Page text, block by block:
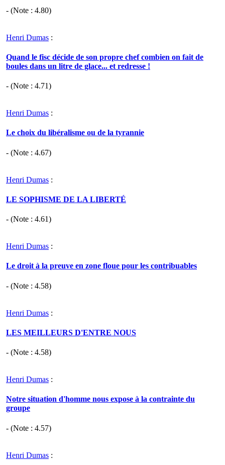
- (Note : 4.80)
Henri Dumas :
Quand le fisc décide de son propre chef combien on fait de
boules dans un litre de glace... et redresse !
- (Note : 4.71)
Henri Dumas :
Le choix du libéralisme ou de la tyrannie
- (Note : 4.67)
Henri Dumas :
LE SOPHISME DE LA LIBERTÉ
- (Note : 4.61)
Henri Dumas :
Le droit à la preuve en zone floue pour les contribuables
- (Note : 4.58)
Henri Dumas :
LES MEILLEURS D'ENTRE NOUS
- (Note : 4.58)
Henri Dumas :
Notre situation d'homme nous expose à la contrainte du
groupe
- (Note : 4.57)
Henri Dumas :